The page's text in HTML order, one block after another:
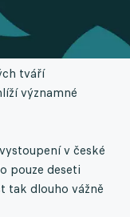
tváří
významné
v české
pouze deseti
tak dlouho vážně